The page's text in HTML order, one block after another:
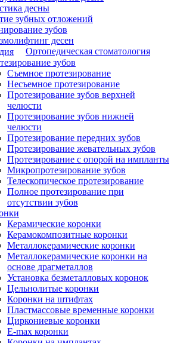
десны
зубных отложений
зубов
десен
Ортопедическая стоматология
зубов
Съемное протезирование
Несъемное протезирование
Протезирование зубов верхней
челюсти
Протезирование зубов нижней
челюсти
Протезирование передних зубов
Протезирование жевательных зубов
Протезирование с опорой на импланты
Микропротезирование зубов
Телескопическое протезирование
Полное протезирование при
отсутствии зубов
Керамические коронки
Керамокомпозитные коронки
Металлокерамические коронки
Металлокерамические коронки на
основе драгметаллов
Установка безметалловых коронок
Цельнолитые коронки
Коронки на штифтах
Пластмассовые временные коронки
Циркониевые коронки
E-max коронки